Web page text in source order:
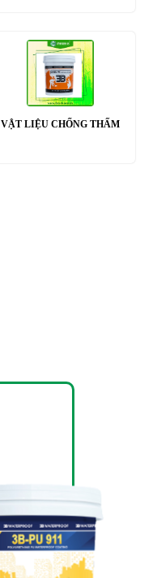
VẬT LIỆU CHỐNG THẤM